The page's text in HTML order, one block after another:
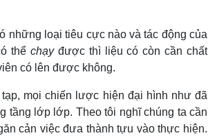
những loại tiêu cực nào và tác động của
thể chạyđược thì liệu có còn cần chất
có lên được không.
mọi chiến lược hiện đại hình như đã
tầng lớp lớp. Theo tôi nghĩ chúng ta cần
cản việc đưa thành tựu vào thực hiện.